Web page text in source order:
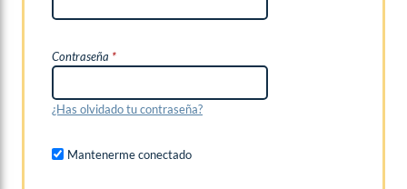
Contraseña *
¿Has olvidado tu contraseña?
Mantenerme conectado